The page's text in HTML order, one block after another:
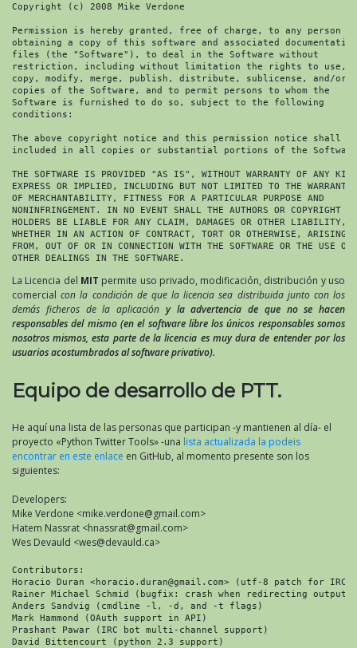
Copyright (c) 2008 Mike Verdone
Permission is hereby granted, free of charge, to any person
obtaining a copy of this software and associated documentation
files (the "Software"), to deal in the Software without
restriction, including without limitation the rights to use,
copy, modify, merge, publish, distribute, sublicense, and/or
copies of the Software, and to permit persons to whom the
Software is furnished to do so, subject to the following
conditions:
The above copyright notice and this permission notice shall be
included in all copies or substantial portions of the
THE SOFTWARE IS PROVIDED "AS IS", WITHOUT WARRANTY OF ANY
EXPRESS OR IMPLIED, INCLUDING BUT NOT LIMITED TO THE
OF MERCHANTABILITY, FITNESS FOR A PARTICULAR PURPOSE AND
NONINFRINGEMENT. IN NO EVENT SHALL THE AUTHORS OR COPYRIGHT
HOLDERS BE LIABLE FOR ANY CLAIM, DAMAGES OR OTHER LIABILITY,
WHETHER IN AN ACTION OF CONTRACT, TORT OR OTHERWISE, ARISING
FROM, OUT OF OR IN CONNECTION WITH THE SOFTWARE OR THE USE OR
OTHER DEALINGS IN THE SOFTWARE.
La Licencia del MIT permite uso privado, modificación, distribución y uso
comercialcon la condición de que la licencia sea distribuida junto con los
demás ficheros de la aplicación y la advertencia de que no se hacen
responsables del mismo (en el software libre los únicos responsables somos
nosotros mismos, esta parte de la licencia es muy dura de entender por los
usuarios acostumbrados al software privativo).
Equipo de desarrollo de PTT.
He aquí una lista de las personas que participan -y mantienen al día- el
proyecto «Python Twitter Tools» -una lista actualizada la podeis
encontrar en este enlace en GitHub, al momento presente son los
siguientes:
Developers:
Mike Verdone <mike.verdone@gmail.com>
Hatem Nassrat <hnassrat@gmail.com>
Wes Devauld <wes@devauld.ca>
Contributors:
Horacio Duran <horacio.duran@gmail.com> (utf-8 patch for IRC
Rainer Michael Schmid (bugfix: crash when redirecting
Anders Sandvig (cmdline -l, -d, and -t flags)
Mark Hammond (OAuth support in API)
Prashant Pawar (IRC bot multi-channel support)
David Bittencourt (python 2.3 support)